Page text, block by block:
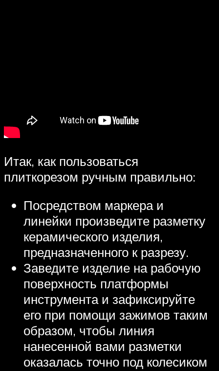
Итак, как пользоваться
плиткорезом ручным правильно:
Посредством маркера и
линейки произведите разметку
керамического изделия,
предназначенного к разрезу.
Заведите изделие на рабочую
поверхность платформы
инструмента и зафиксируйте
его при помощи зажимов таким
образом, чтобы линия
нанесенной вами разметки
оказалась точно под колесиком